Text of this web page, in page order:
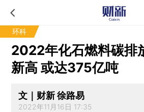
环科
2022年化石燃料碳排
新高 或达375亿吨
文｜财新 徐路易
2022年11月16日 17:35